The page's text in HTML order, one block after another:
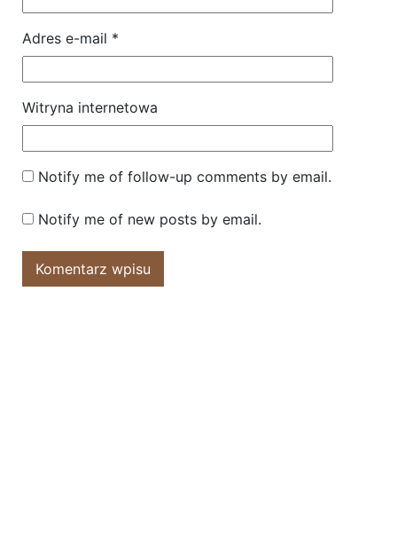
Adres e-mail *
Witryna internetowa
Notify me of follow-up comments by email.
Notify me of new posts by email.